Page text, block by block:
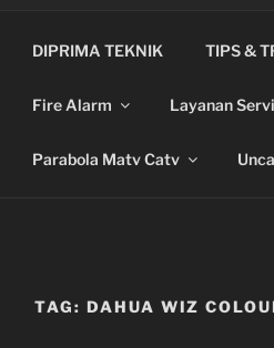
DIPRIMA TEKNIK TIPS &
Fire Alarm Layanan
Parabola Matv Catv
TAG: DAHUA WIZ